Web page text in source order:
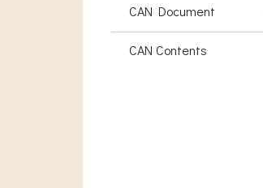
CAN Document
CAN Contents